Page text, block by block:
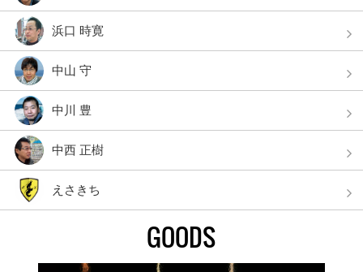
浜口 時寛
中山 守
中川 豊
中西 正樹
えさきち
GOODS